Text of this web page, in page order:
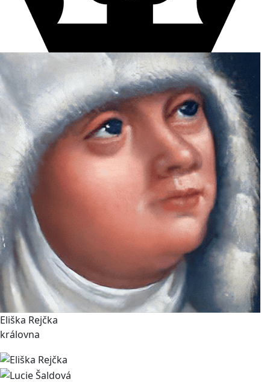
Eliška Rejčka
královna